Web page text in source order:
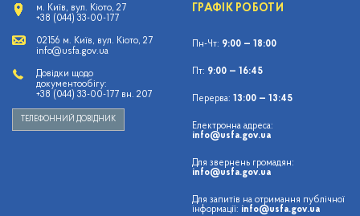
м. Київ, вул. Кіото, 27
+38 (044) 33-00-177
02156 м. Київ, вул. Кіото, 27
info@usfa.gov.ua
Довідки щодо
документообігу:
+38 (044) 33-00-177 вн. 207
ТЕЛЕФОННИЙ ДОВІДНИК
ГРАФІК РОБОТИ
Пн-Чт: 9:00 — 18:00
Пт: 9:00 — 16:45
Перерва: 13:00 — 13:45
Електронна адреса:
info@usfa.gov.ua
Для звернень громадян:
info@usfa.gov.ua
Для запитів на отримання публічної
інформації: info@usfa.gov.ua